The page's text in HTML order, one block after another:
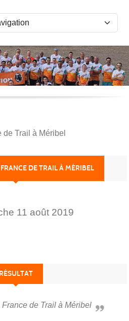
Trail à Méribel
DE TRAIL À MÉRIBEL
11 août 2019
RÉSULTAT
France de Trail à Méribel